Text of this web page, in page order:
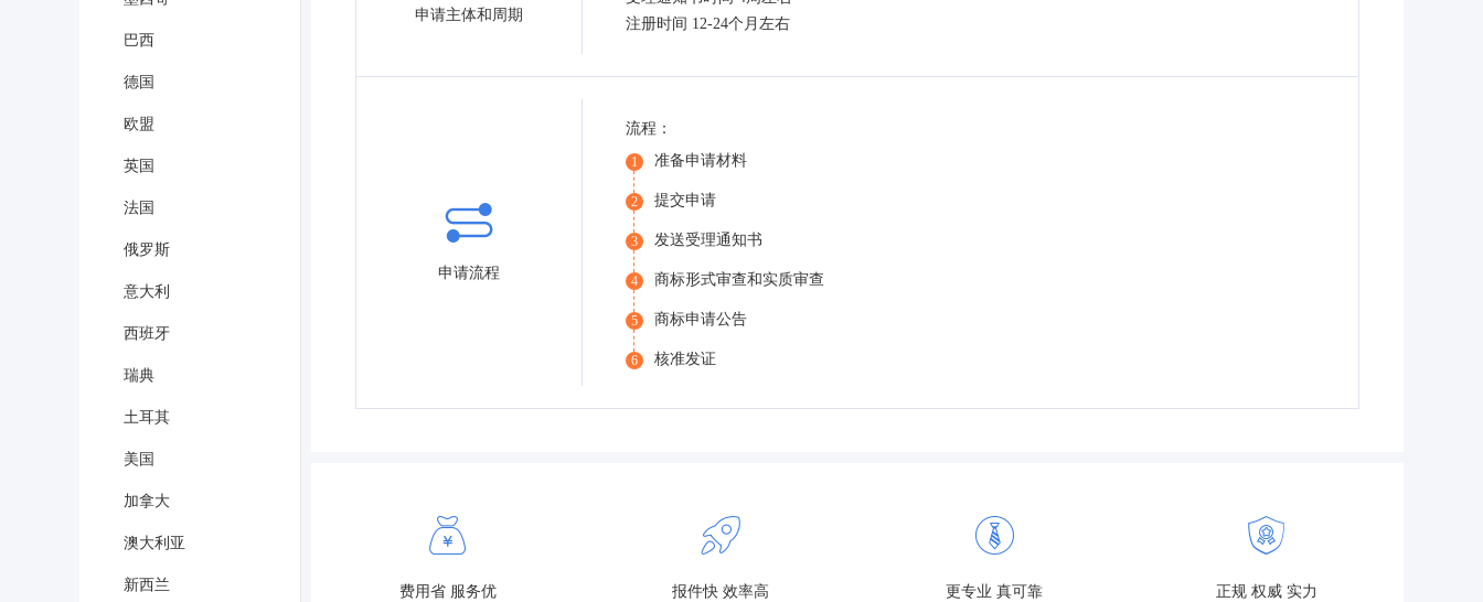
巴西
德国
欧盟
英国
法国
俄罗斯
意大利
西班牙
瑞典
土耳其
美国
加拿大
澳大利亚
新西兰
申请主体和周期
注册时间 12-24个月左右
申请流程
流程：
1 准备申请材料
2 提交申请
3 发送受理通知书
4 商标形式审查和实质审查
5 商标申请公告
6 核准发证
费用省 服务优 报件快 效率高 更专业 真可靠 正规 权威 实力